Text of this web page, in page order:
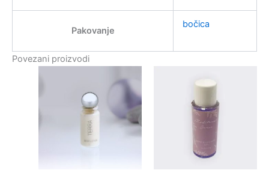
Pakovanje
bočica
Povezani proizvodi